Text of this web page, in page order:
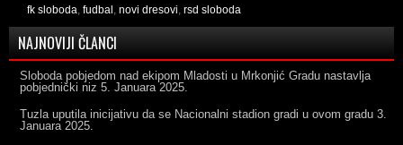
fk sloboda, fudbal , novi dresovi, rsd sloboda
NAJNOVIJI ČLANCI
Sloboda pobjedom nad ekipom Mladosti u Mrkonjić Gradu nastavlja
pobjednički niz 5. Januara 2025.
Tuzla uputila inicijativu da se Nacionalni stadion gradi u ovom gradu 3.
Januara 2025.